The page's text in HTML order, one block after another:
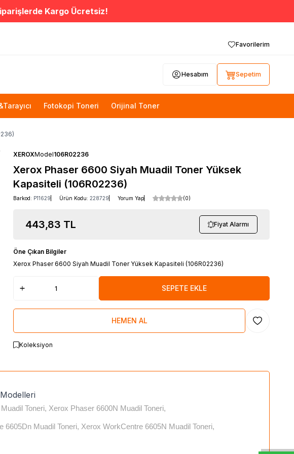
Kargo Ücretsiz!
Favorilerim
Hesabım Sepetim
Fotokopi Toneri Orijinal Toner
XEROXModel106R02236
Xerox Phaser 6600 Siyah Muadil Toner Yüksek
Kapasiteli (106R02236)
Barkod: P11629 Ürün Kodu: 228729 Yorum Yap (0)
443,83 TL Fiyat Alarmı
Öne Çıkan Bilgiler
Xerox Phaser 6600 Siyah Muadil Toner Yüksek Kapasiteli (106R02236)
SEPETE EKLE
HEMEN AL Favoriye
Koleksiyon
Toneri, Xerox Phaser 6600N Muadil Toneri,
Muadil Toneri, Xerox WorkCentre 6605N Muadil Toneri,